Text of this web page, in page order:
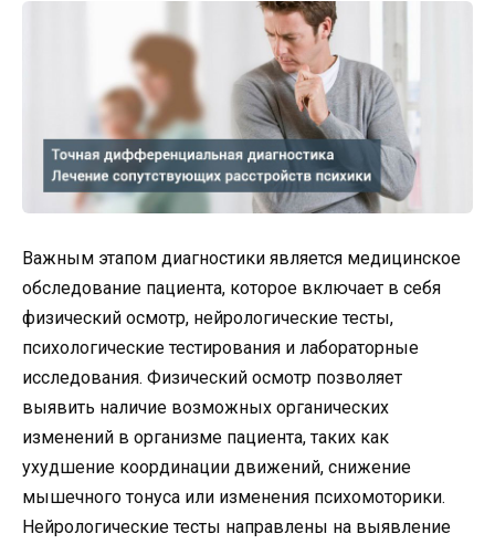
Важным этапом диагностики является медицинское
обследование пациента, которое включает в себя
физический осмотр, нейрологические тесты,
психологические тестирования и лабораторные
исследования. Физический осмотр позволяет
выявить наличие возможных органических
изменений в организме пациента, таких как
ухудшение координации движений, снижение
мышечного тонуса или изменения психомоторики.
Нейрологические тесты направлены на выявление